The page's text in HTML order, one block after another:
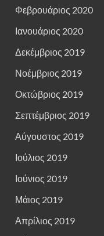
Φεβρουάριος 2020
Ιανουάριος 2020
Δεκέμβριος 2019
Νοέμβριος 2019
Οκτώβριος 2019
Σεπτέμβριος 2019
Αύγουστος 2019
Ιούλιος 2019
Ιούνιος 2019
Μάιος 2019
Απρίλιος 2019